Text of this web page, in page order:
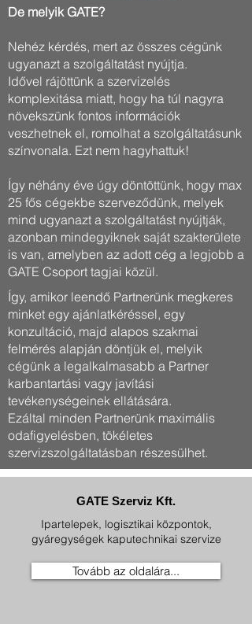
De melyik GATE?
​Nehéz kérdés, mert az összes cégünk
ugyanazt a szolgáltatást nyújtja.
​Idővel rájöttünk a szervizelés
komplexitása miatt, hogy ha túl nagyra
növekszünk fontos információk
veszhetnek el, romolhat a szolgáltatásunk
színvonala. Ezt nem hagyhattuk!
Így néhány éve úgy döntöttünk, hogy max
25 fős cégekbe szerveződünk, melyek
mind ugyanazt a szolgáltatást nyújtják,
azonban mindegyiknek saját szakterülete
is van, amelyben az adott cég a legjobb a
GATE Csoport tagjai közül.
Így, amikor leendő Partnerünk megkeres
minket egy ajánlatkéréssel, egy
konzultáció, majd alapos szakmai
felmérés alapján döntjük el, melyik
cégünk a legalkalmasabb a Partner
karbantartási vagy javítási
tevékenységeinek ellátására.
Ezáltal minden Partnerünk maximális
odafigyelésben, tökéletes
szervizszolgáltatásban részesülhet.
GATE Szerviz Kft.
Ipartelepek, logisztikai központok,
gyáregységek kaputechnikai szervize
Tovább az oldalára...